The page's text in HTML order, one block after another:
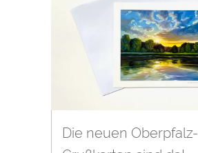
Die neuen Oberpfalz-